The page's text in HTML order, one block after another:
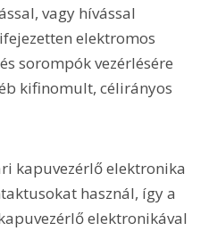
vagy hívással
elektromos
sorompók vezérlésére
kifinomult, célirányos
kapuvezérlő elektronika
használ, így a
elektronikával